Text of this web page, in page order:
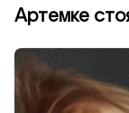
Артемке